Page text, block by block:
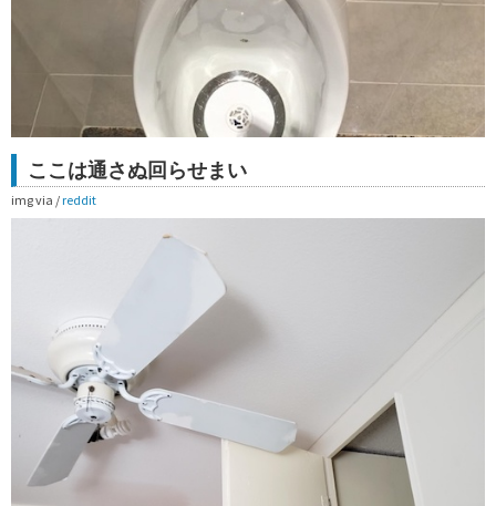
ここは通さぬ回らせまい
img via / reddit